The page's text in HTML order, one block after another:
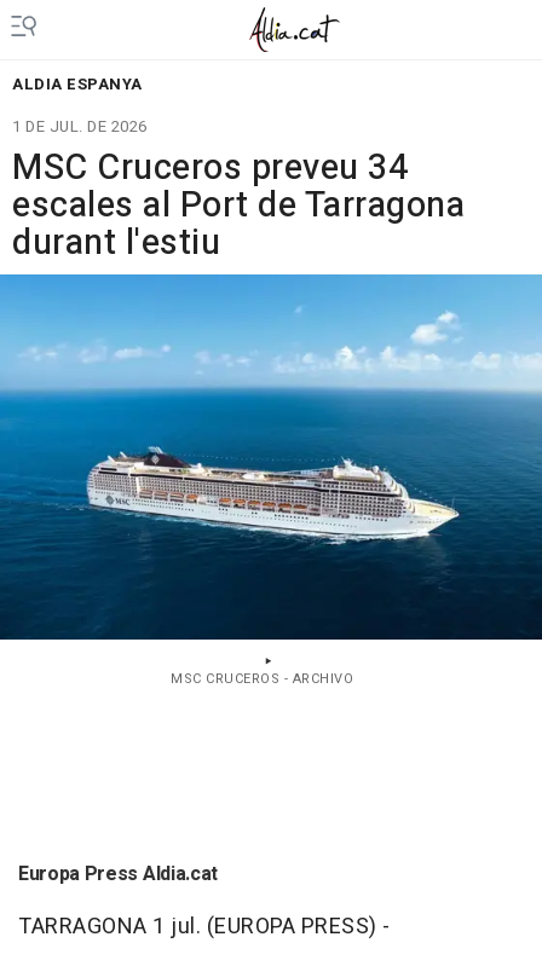
ALDIA ESPANYA
1 DE JUL. DE 2026
MSC Cruceros preveu 34
escales al Port de Tarragona
durant l'estiu
MSC CRUCEROS - ARCHIVO
Europa Press Aldia.cat
TARRAGONA 1 jul. (EUROPA PRESS) -